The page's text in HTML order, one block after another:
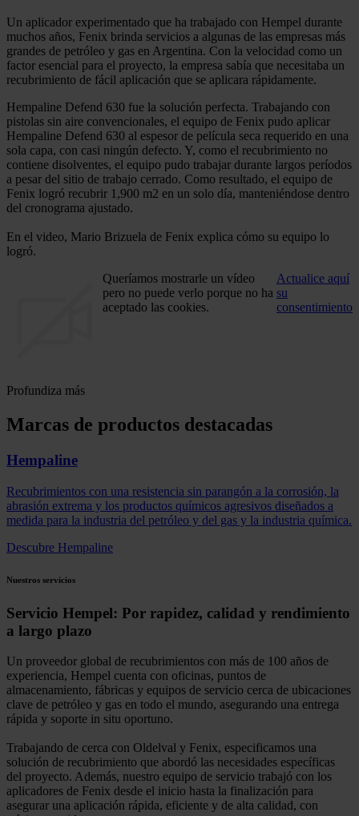
Un aplicador experimentado que ha trabajado con Hempel durante
muchos años, Fenix brinda servicios a algunas de las empresas más
grandes de petróleo y gas en Argentina. Con la velocidad como un
factor esencial para el proyecto, la empresa sabía que necesitaba un
recubrimiento de fácil aplicación que se aplicara rápidamente.
Hempaline Defend 630 fue la solución perfecta. Trabajando con
pistolas sin aire convencionales, el equipo de Fenix pudo aplicar
Hempaline Defend 630 al espesor de película seca requerido en una
sola capa, con casi ningún defecto. Y, como el recubrimiento no
contiene disolventes, el equipo pudo trabajar durante largos períodos
a pesar del sitio de trabajo cerrado. Como resultado, el equipo de
Fenix logró recubrir 1,900 m2 en un solo día, manteniéndose dentro
del cronograma ajustado.
En el video, Mario Brizuela de Fenix explica cómo su equipo lo
logró.
Queríamos mostrarle un vídeo
pero no puede verlo porque no ha
aceptado las cookies.
Actualice aquí
su
consentimiento
Profundiza más
Marcas de productos destacadas
Hempaline
Recubrimientos con una resistencia sin parangón a la corrosión, la
abrasión extrema y los productos químicos agresivos diseñados a
medida para la industria del petróleo y del gas y la industria química.
Descubre Hempaline
Nuestros servicios
Servicio Hempel: Por rapidez, calidad y rendimiento
a largo plazo
Un proveedor global de recubrimientos con más de 100 años de
experiencia, Hempel cuenta con oficinas, puntos de
almacenamiento, fábricas y equipos de servicio cerca de ubicaciones
clave de petróleo y gas en todo el mundo, asegurando una entrega
rápida y soporte in situ oportuno.
Trabajando de cerca con Oldelval y Fenix, especificamos una
solución de recubrimiento que abordó las necesidades específicas
del proyecto. Además, nuestro equipo de servicio trabajó con los
aplicadores de Fenix desde el inicio hasta la finalización para
asegurar una aplicación rápida, eficiente y de alta calidad, con